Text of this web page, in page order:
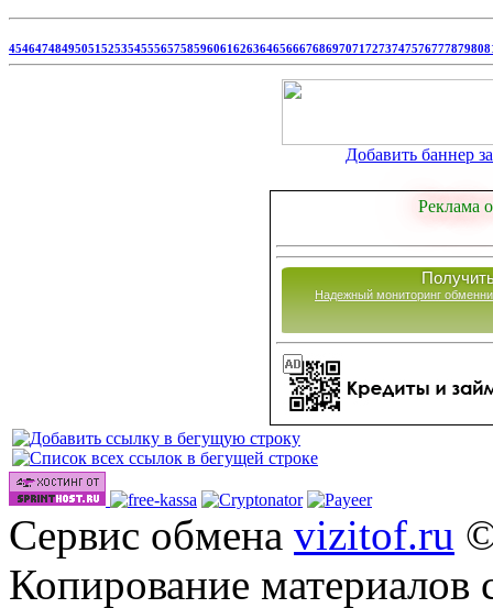
454647484950515253545556575859606162636465666768697071727374757677787980
Добавить баннер
Реклама
Надежный мониторинг
Сервис обмена vizitof.ru
Копирование материалов